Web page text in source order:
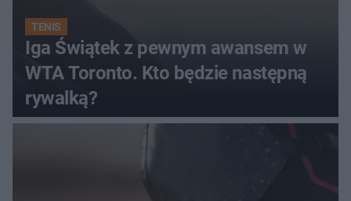
TENIS
Iga Świątek z pewnym awansem w
WTA Toronto. Kto będzie następną
rywalką?